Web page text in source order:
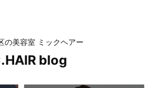
の美容室 ミックヘアー
blog